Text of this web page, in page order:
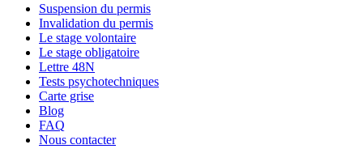
Suspension du permis
Invalidation du permis
Le stage volontaire
Le stage obligatoire
Lettre 48N
Tests psychotechniques
Carte grise
Blog
FAQ
Nous contacter